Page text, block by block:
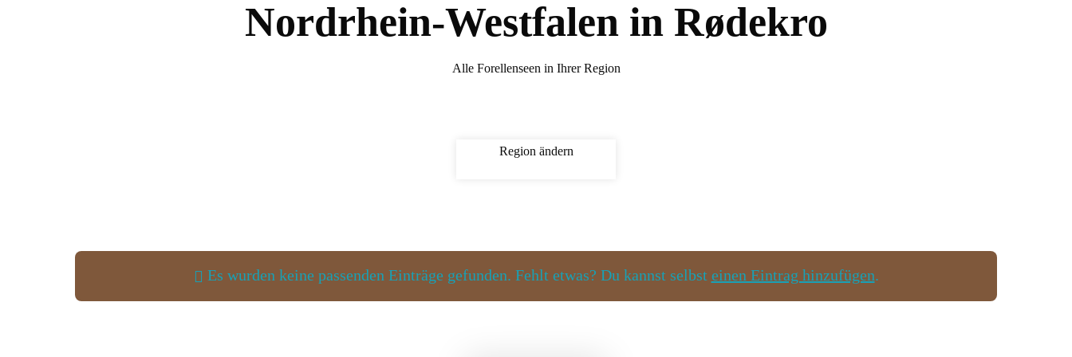
Nordrhein-Westfalen in Rødekro
Alle Forellenseen in Ihrer Region
Region ändern
Es wurden keine passenden Einträge gefunden. Fehlt etwas? Du kannst selbst einen Eintrag hinzufügen.